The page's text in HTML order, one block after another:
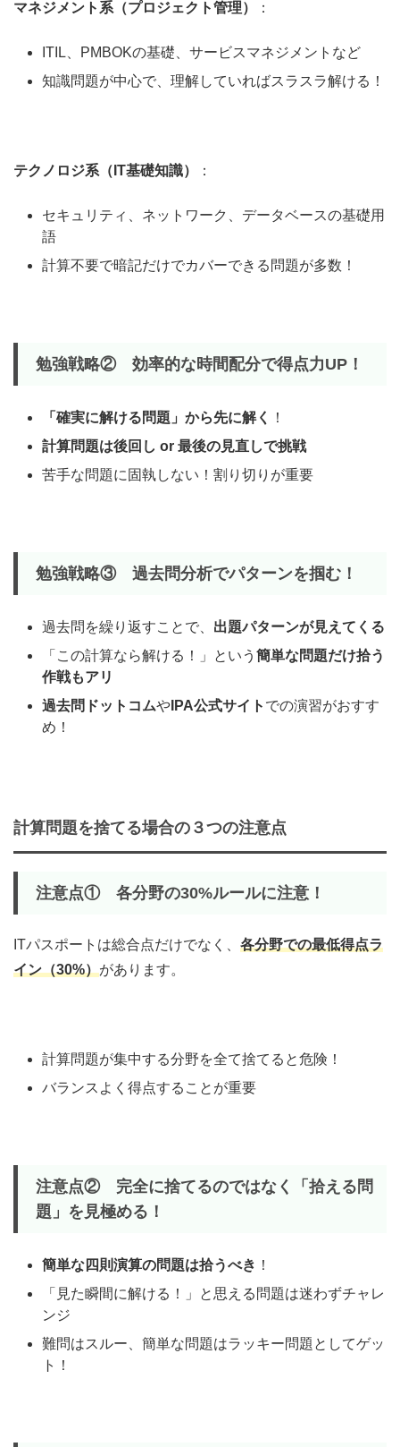
マネジメント系（プロジェクト管理） ：
ITIL、PMBOKの基礎、サービスマネジメントなど
知識問題が中心で、理解していればスラスラ解ける！
テクノロジ系（IT基礎知識） ：
セキュリティ、ネットワーク、データベースの基礎用
語
計算不要で暗記だけでカバーできる問題が多数！
勉強戦略② 効率的な時間配分で得点力UP！
「確実に解ける問題」から先に解く
！
計算問題は後回し or 最後の見直しで挑戦
苦手な問題に固執しない！割り切りが重要
勉強戦略③ 過去問分析でパターンを掴む！
過去問を繰り返すことで、 出題パターンが見えてくる
「この計算なら解ける！」という 簡単な問題だけ拾う
作戦もアリ
過去問ドットコムや IPA公式サイト での演習がおすす
め！
計算問題を捨てる場合の３つの注意点
注意点① 各分野の30%ルールに注意！
ITパスポートは総合点だけでなく、 各分野での最低得点ラ
イン（30%）があります。
計算問題が集中する分野を全て捨てると危険！
バランスよく得点することが重要
注意点② 完全に捨てるのではなく「拾える問
題」を見極める！
簡単な四則演算の問題は拾うべき ！
「見た瞬間に解ける！」と思える問題は迷わずチャレ
ンジ
難問はスルー、簡単な問題はラッキー問題としてゲッ
ト！